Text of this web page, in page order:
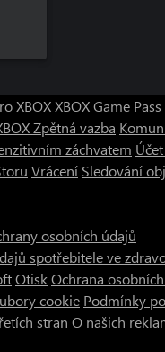
XBOXXBOX Game Pass
Zpětná vazba
záchvatem
Vrácení Sledování
osobních údajů
spotřebitele ve
OtiskOchrana
cookie Podmínky
stran O našich